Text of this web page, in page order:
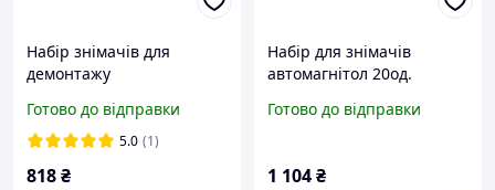
Набір знімачів для
демонтажу
8 од. 5326 JTC
Готово до відправки
5.0 (1)
818₴
Набір для знімачів
автомагнітол 20од.
Готово до відправки
1 104₴